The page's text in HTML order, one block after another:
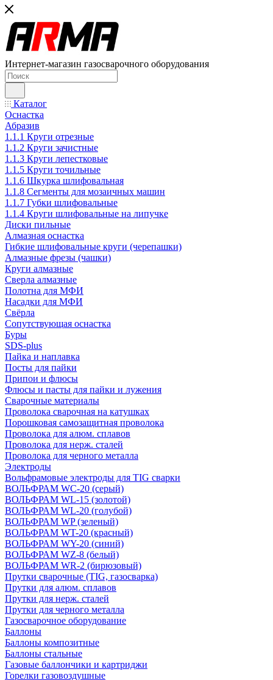
Интернет-магазин газосварочного оборудования
Каталог
Оснастка
Абразив
1.1.1 Круги отрезные
1.1.2 Круги зачистные
1.1.3 Круги лепестковые
1.1.5 Круги точильные
1.1.6 Шкурка шлифовальная
1.1.8 Сегменты для мозаичных машин
1.1.7 Губки шлифовальные
1.1.4 Круги шлифовальные на липучке
Диски пильные
Алмазная оснастка
Гибкие шлифовальные круги (черепашки)
Алмазные фрезы (чашки)
Круги алмазные
Сверла алмазные
Полотна для МФИ
Насадки для МФИ
Свёрла
Сопутствующая оснастка
Буры
SDS-plus
Пайка и наплавка
Посты для пайки
Припои и флюсы
Флюсы и пасты для пайки и лужения
Сварочные материалы
Проволока сварочная на катушках
Порошковая самозащитная проволока
Проволока для алюм. сплавов
Проволока для нерж. сталей
Проволока для черного металла
Электроды
Вольфрамовые электроды для TIG сварки
ВОЛЬФРАМ WC-20 (серый)
ВОЛЬФРАМ WL-15 (золотой)
ВОЛЬФРАМ WL-20 (голубой)
ВОЛЬФРАМ WP (зеленый)
ВОЛЬФРАМ WT-20 (красный)
ВОЛЬФРАМ WY-20 (синий)
ВОЛЬФРАМ WZ-8 (белый)
ВОЛЬФРАМ WR-2 (бирюзовый)
Прутки сварочные (TIG, газосварка)
Прутки для алюм. сплавов
Прутки для нерж. сталей
Прутки для черного металла
Газосварочное оборудование
Баллоны
Баллоны композитные
Баллоны стальные
Газовые баллончики и картриджи
Горелки газовоздушные